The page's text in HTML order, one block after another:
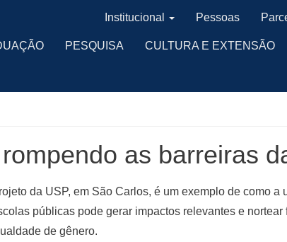
PESQUISA CULTURA E EXTENSÃO
Institucional Pessoas
as barreiras
da USP, em São Carlos, é um exemplo de como
públicas pode gerar impactos relevantes e
de gênero.